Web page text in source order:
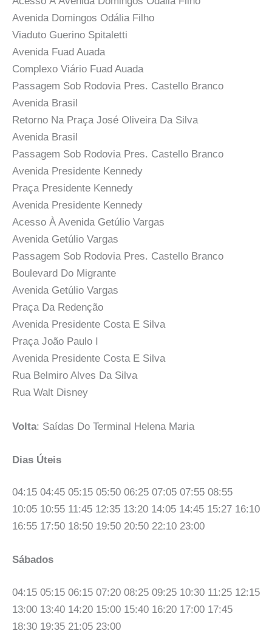
Avenida Domingos Odália Filho
Viaduto Guerino Spitaletti
Avenida Fuad Auada
Complexo Viário Fuad Auada
Passagem Sob Rodovia Pres. Castello Branco
Avenida Brasil
Retorno Na Praça José Oliveira Da Silva
Avenida Brasil
Passagem Sob Rodovia Pres. Castello Branco
Avenida Presidente Kennedy
Praça Presidente Kennedy
Avenida Presidente Kennedy
Acesso À Avenida Getúlio Vargas
Avenida Getúlio Vargas
Passagem Sob Rodovia Pres. Castello Branco
Boulevard Do Migrante
Avenida Getúlio Vargas
Praça Da Redenção
Avenida Presidente Costa E Silva
Praça João Paulo I
Avenida Presidente Costa E Silva
Rua Belmiro Alves Da Silva
Rua Walt Disney
Volta: Saídas Do Terminal Helena Maria
Dias Úteis
04:15 04:45 05:15 05:50 06:25 07:05 07:55 08:55
10:05 10:55 11:45 12:35 13:20 14:05 14:45 15:27 16:10
16:55 17:50 18:50 19:50 20:50 22:10 23:00
Sábados
04:15 05:15 06:15 07:20 08:25 09:25 10:30 11:25 12:15
13:00 13:40 14:20 15:00 15:40 16:20 17:00 17:45
18:30 19:35 21:05 23:00